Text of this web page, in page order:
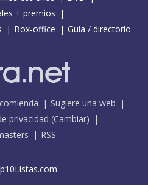
+ premios
Box-office Guía / directorio
Sugiere una web
privacidad (Cambiar)
RSS